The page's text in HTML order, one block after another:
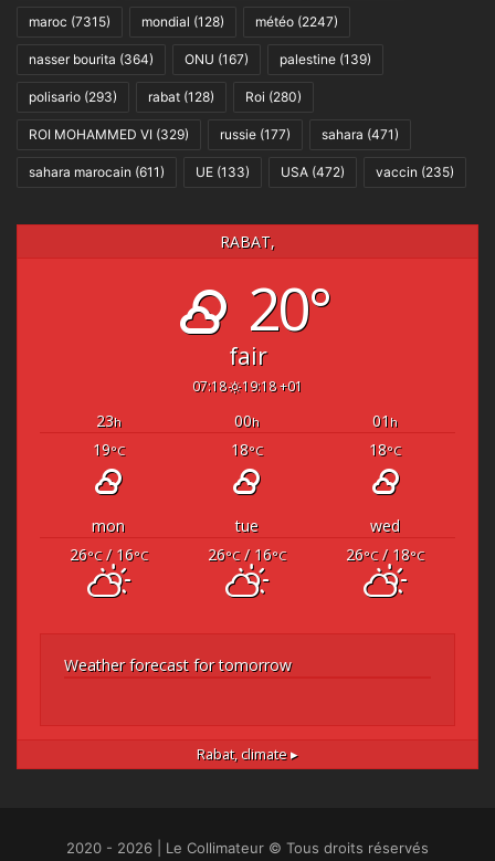
maroc (7315) mondial (128) météo (2247)
nasser bourita (364) ONU (167) palestine (139)
polisario (293) rabat (128) Roi (280)
ROI MOHAMMED VI (329) russie (177) sahara (471)
sahara marocain (611) UE (133) USA (472) vaccin (235)
RABAT,
20°
fair
07:18 19:18 +01
23h 00h 01 h
19°C 18°C 18°C
mon tue
wed
26°C/ 16°C 26°C/ 16°C 26°C/ 18°C
Weather forecast for tomorrow
Rabat, climate ▸
2020 - 2026 | Le Collimateur © Tous droits réservés